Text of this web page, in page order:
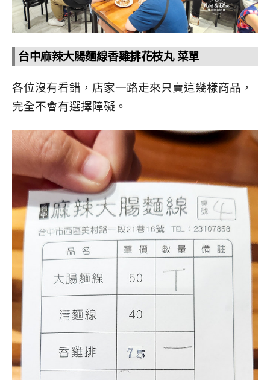
台中麻辣大腸麵線香雞排花枝丸 菜單
各位沒有看錯，店家一路走來只賣這幾樣商品，
完全不會有選擇障礙。